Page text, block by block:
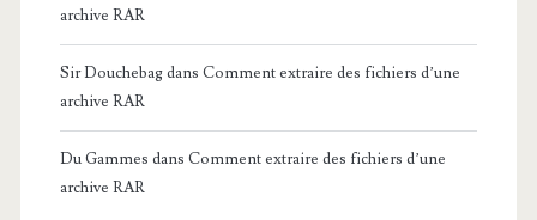
archive RAR
Sir Douchebagdans Comment extraire des fichiers d’une
archive RAR
Du Gammes dans Comment extraire des fichiers d’une
archive RAR